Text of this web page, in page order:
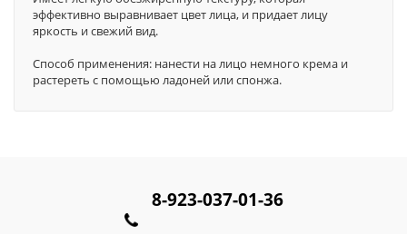
эффективно выравнивает цвет лица, и придает лицу
яркость и свежий вид.
Способ применения: нанести на лицо немного крема и
растереть с помощью ладоней или спонжа.
8-923-037-01-36